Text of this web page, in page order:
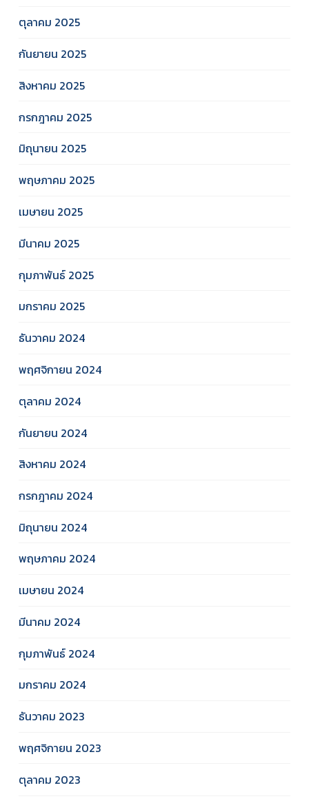
ตุลาคม 2025
กันยายน 2025
สิงหาคม 2025
กรกฎาคม 2025
มิถุนายน 2025
พฤษภาคม 2025
เมษายน 2025
มีนาคม 2025
กุมภาพันธ์ 2025
มกราคม 2025
ธันวาคม 2024
พฤศจิกายน 2024
ตุลาคม 2024
กันยายน 2024
สิงหาคม 2024
กรกฎาคม 2024
มิถุนายน 2024
พฤษภาคม 2024
เมษายน 2024
มีนาคม 2024
กุมภาพันธ์ 2024
มกราคม 2024
ธันวาคม 2023
พฤศจิกายน 2023
ตุลาคม 2023